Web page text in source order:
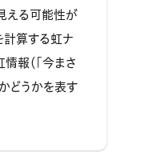
える可能性が
算する虹ナ
報（「今まさ
どうかを表す